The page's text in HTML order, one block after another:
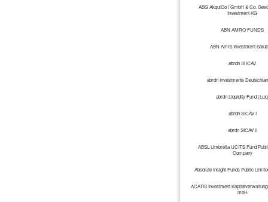
ABG AkquiCo I GmbH & Co.
Investment KG
ABN AMRO FUNDS
ABN Amro Investment
abrdn III ICAV
abrdn Investments
abrdn Liquidity Fund (Lux)
abrdn SICAV I
abrdn SICAV II
ABSL Umbrella UCITS Fund
Company
Absolute Insight Funds Public
ACATIS Investment
mbH